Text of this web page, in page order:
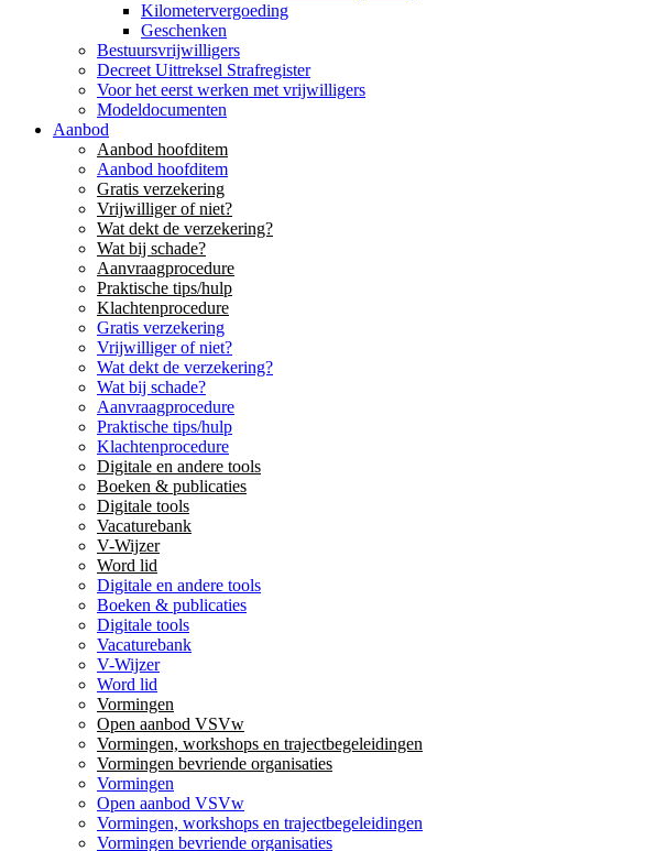
Kilometervergoeding
Geschenken
Bestuursvrijwilligers
Decreet Uittreksel Strafregister
Voor het eerst werken met vrijwilligers
Modeldocumenten
Aanbod
Aanbod hoofditem
Aanbod hoofditem
Gratis verzekering
Vrijwilliger of niet?
Wat dekt de verzekering?
Wat bij schade?
Aanvraagprocedure
Praktische tips/hulp
Klachtenprocedure
Gratis verzekering
Vrijwilliger of niet?
Wat dekt de verzekering?
Wat bij schade?
Aanvraagprocedure
Praktische tips/hulp
Klachtenprocedure
Digitale en andere tools
Boeken & publicaties
Digitale tools
Vacaturebank
V-Wijzer
Word lid
Digitale en andere tools
Boeken & publicaties
Digitale tools
Vacaturebank
V-Wijzer
Word lid
Vormingen
Open aanbod VSVw
Vormingen, workshops en trajectbegeleidingen
Vormingen bevriende organisaties
Vormingen
Open aanbod VSVw
Vormingen, workshops en trajectbegeleidingen
Vormingen bevriende organisaties